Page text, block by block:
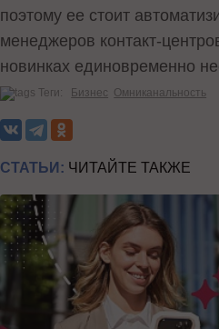
поэтому ее стоит
менеджеров контакт-
новинках единовременно
Теги: Бизнес Омниканальность
СТАТЬИ: ЧИТАЙТЕ ТАКЖЕ